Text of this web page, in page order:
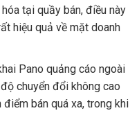
tại quầy bán, điều này
hiệu quả về mặt doanh
Pano quảng cáo ngoài
chuyển đổi không cao
bán quá xa, trong khi